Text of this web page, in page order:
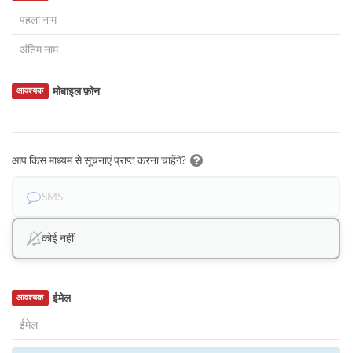
मोबाइल फ़ोन
आवश्यक
आप किस माध्यम से सूचनाएं प्राप्त करना चाहेंगे?
SMS
कोई नहीं
ईमेल
आवश्यक